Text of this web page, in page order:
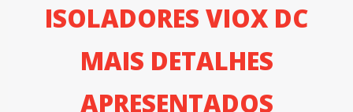
ISOLADORES VIOX DC
MAIS DETALHES
APRESENTADOS